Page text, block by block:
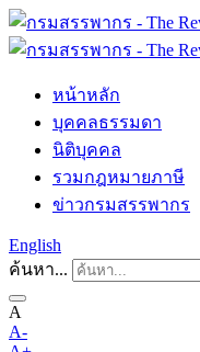
หน้าหลัก
บุคคลธรรมดา
นิติบุคคล
รวมกฎหมายภาษี
ข่าวกรมสรรพากร
English
ค้นหา...
A
A-